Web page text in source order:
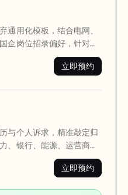
景、个人经历定制专属答
优化表达逻辑、打磨临场
学生快速适配国内体制内
板，精准拿捏面试得分
利斩获央国企优质offer。
通用化模板，结合电网、
企岗位招录偏好，针对性
、实习经历。精准提炼核
际化视野与岗位需求深度
高效适配国内优质体制内
立即预约
与个人诉求，精准敲定归
、银行、能源、运营商等
判，量身定制适配留学生
偏差，高效锁定优质央国
立即预约